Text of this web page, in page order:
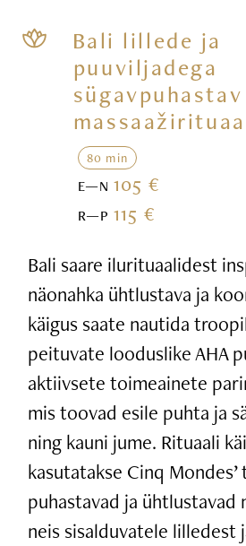
Bali lillede ja
puuviljadega
sügavpuhastav
80 min
E—N105 €
R—P115 €
Bali saare ilurituaalidest
näonahka ühtlustava ja
käigus saate nautida
peituvate looduslike AHA
aktiivsete toimeainete
mis toovad esile puhta ja
ning kauni jume. Rituaali
kasutatakse Cinq
puhastavad ja ühtlustavad
neis sisalduvatele lilledest